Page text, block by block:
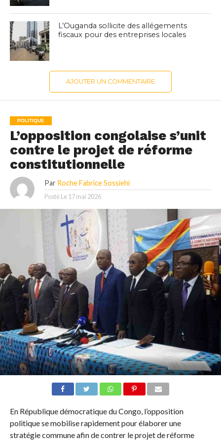
L’Ouganda sollicite des allégements
fiscaux pour des entreprises locales
AJOUTER UN COMMENTAIRE
POLITIQUE
L’opposition congolaise s’unit
contre le projet de réforme
constitutionnelle
Par Roche Fabrice Sossiehi
Posté Le 17 mai 2026
En République démocratique du Congo, l’opposition
politique se mobilise rapidement pour élaborer une
stratégie commune afin de contrer le projet de réforme